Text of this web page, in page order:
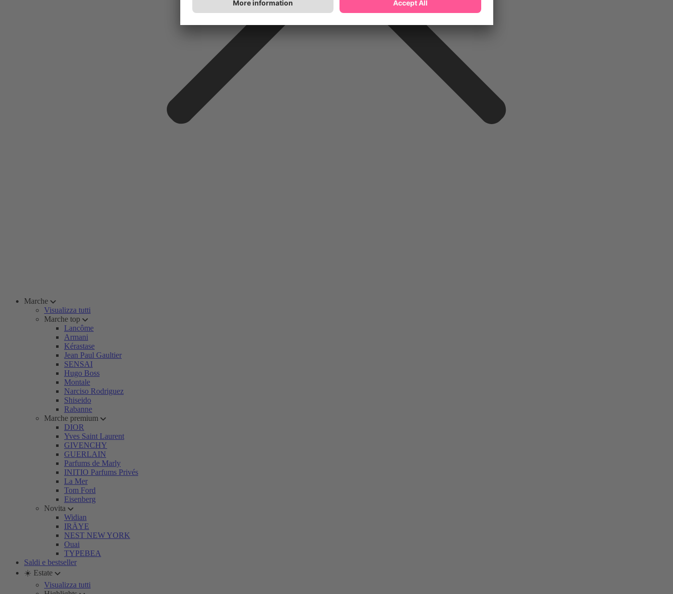
Marche
Visualizza tutti
Marche top
Lancôme
Armani
Kérastase
Jean Paul Gaultier
SENSAI
Hugo Boss
Montale
Narciso Rodriguez
Shiseido
Rabanne
Marche premium
DIOR
Yves Saint Laurent
GIVENCHY
GUERLAIN
Parfums de Marly
INITIO Parfums Privés
La Mer
Tom Ford
Eisenberg
Novita
Widian
IRÄYE
NEST NEW YORK
Ouai
TYPEBEA
Saldi e bestseller
☀️ Estate
Visualizza tutti